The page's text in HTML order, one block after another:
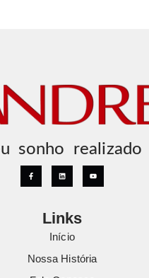
sonho realizado
Links
Início
Nossa História